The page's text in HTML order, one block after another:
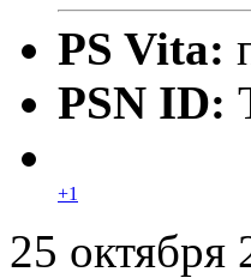
PS Vita:
PSN ID:
+1
25 октября